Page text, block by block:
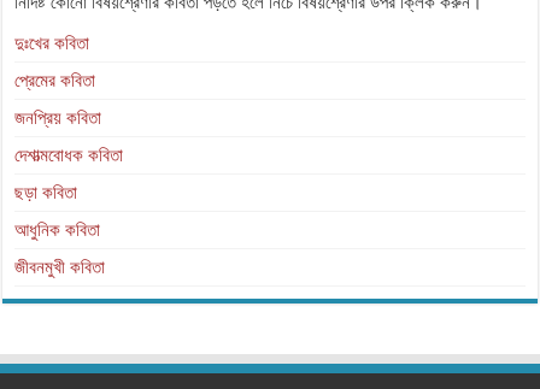
দুঃখের কবিতা
প্রেমের কবিতা
জনপ্রিয় কবিতা
দেশাত্মবোধক কবিতা
ছড়া কবিতা
আধুনিক কবিতা
জীবনমুখী কবিতা